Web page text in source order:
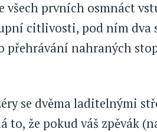
všech prvních osmnáct
citlivosti, pod ním dva
přehrávání nahraných
se dvěma laditelnými
to, že pokud váš zpěvák